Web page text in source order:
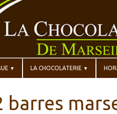
▼ LA CHOCOLATERIE ▼
barres